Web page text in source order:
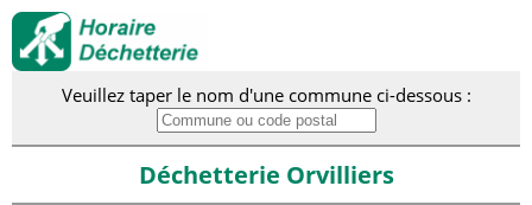
Veuillez taper le nom d'une commune ci-dessous :
Déchetterie Orvilliers